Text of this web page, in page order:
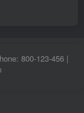
800-123-456 |